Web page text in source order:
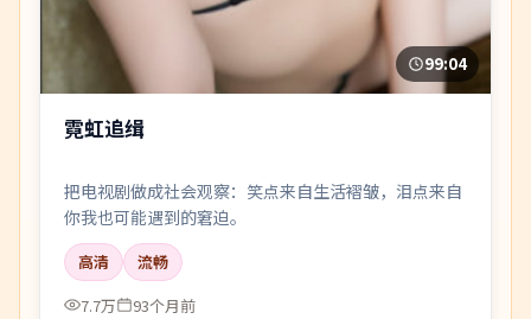
99:04
霓虹追缉
把电视剧做成社会观察：笑点来自生活褶皱，泪点来自
你我也可能遇到的窘迫。
高清
流畅
7.7万
93个月前